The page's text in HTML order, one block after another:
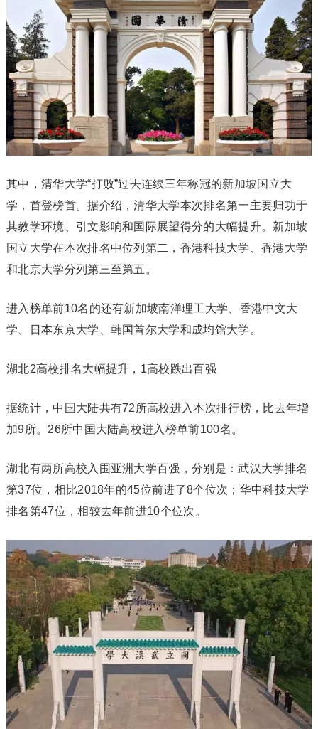
其中，清华大学“打败”过去连续三年称冠的新加坡国立大
学，首登榜首。据介绍，清华大学本次排名第一主要归功于
其教学环境、引文影响和国际展望得分的大幅提升。新加坡
国立大学在本次排名中位列第二，香港科技大学、香港大学
和北京大学分列第三至第五。
进入榜单前10名的还有新加坡南洋理工大学、香港中文大
学、日本东京大学、韩国首尔大学和成均馆大学。
湖北2高校排名大幅提升，1高校跌出百强
据统计，中国大陆共有72所高校进入本次排行榜，比去年增
加9所。26所中国大陆高校进入榜单前100名。
湖北有两所高校入围亚洲大学百强，分别是：武汉大学排名
第37位，相比2018年的45位前进了8个位次；华中科技大学
排名第47位，相较去年前进10个位次。